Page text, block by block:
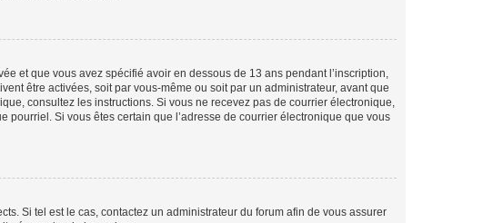
et que vous avez spécifié avoir en dessous de 13 ans pendant l’inscription,
être activées, soit par vous-même ou soit par un administrateur, avant que
consultez les instructions. Si vous ne recevez pas de courrier électronique,
Si vous êtes certain que l’adresse de courrier électronique que vous
Si tel est le cas, contactez un administrateur du forum afin de vous assurer